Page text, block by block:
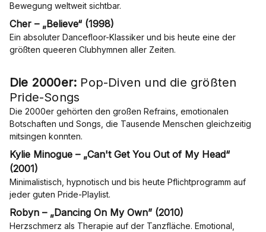
Bewegung weltweit sichtbar.
Cher – „Believe“ (1998)
Ein absoluter Dancefloor-Klassiker und bis heute eine der
größten queeren Clubhymnen aller Zeiten.
Die 2000er: Pop-Diven und die größten
Pride-Songs
Die 2000er gehörten den großen Refrains, emotionalen
Botschaften und Songs, die Tausende Menschen gleichzeitig
mitsingen konnten.
Kylie Minogue – „Can't Get You Out of My Head“
(2001)
Minimalistisch, hypnotisch und bis heute Pflichtprogramm auf
jeder guten Pride-Playlist.
Robyn – „Dancing On My Own” (2010)
Herzschmerz als Therapie auf der Tanzfläche. Emotional,